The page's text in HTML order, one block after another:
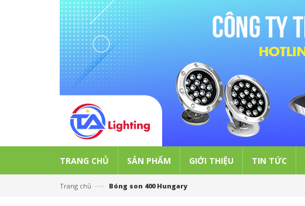
TRANG CHỦ SẢN PHẨM GIỚI THIỆU TIN TỨC
Trang chủ —› Bóng son 400 Hungary